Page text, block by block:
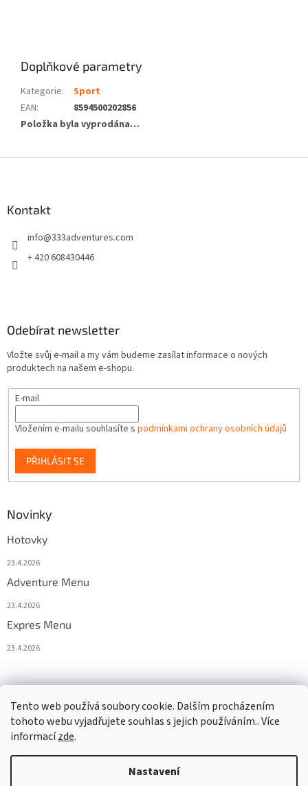
Tento web používá soubory cookie. Dalším procházením
tohoto webu vyjadřujete souhlas s jejich používáním.. Více
informacízde.
Nastavení
Doplňkové parametry
Kategorie:
Sport
EAN:
8594500202856
Položka byla vyprodána…
Kontakt
info@333adventures.com
+ 420 608430446
Odebírat newsletter
Vložte svůj e-mail a my vám budeme zasílat informace o nových
produktech na našem e-shopu.
E-mail
Vložením e-mailu souhlasíte s podmínkami ochrany osobních údajů
PŘIHLÁSIT SE
Novinky
Hotovky
23.4.2026
Adventure Menu
23.4.2026
Expres Menu
23.4.2026